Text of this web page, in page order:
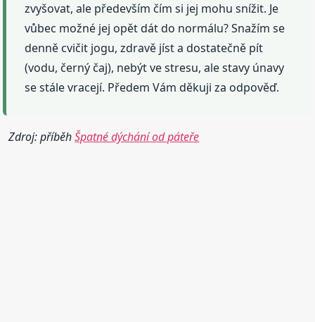
zvyšovat, ale především čím si jej mohu snížit. Je
vůbec možné jej opět dát do normálu? Snažím se
denně cvičit jogu, zdravě jíst a dostatečně pít
(vodu, černý čaj), nebýt ve stresu, ale stavy únavy
se stále vracejí. Předem Vám děkuji za odpověď.
Zdroj: příběhŠpatné dýchání od páteře